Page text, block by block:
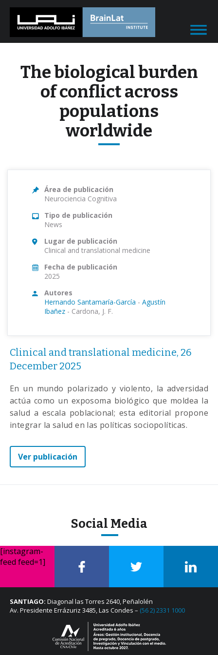
The biological burden
of conflict across
populations
worldwide
Área de publicación
Neurociencia Cognitiva
Tipo de publicación
News
Lugar de publicación
Clinical and translational medicine
Fecha de publicación
2025
Autores
Hernando Santamaría-García - Agustín
Ibañez - Cardona, J. F.
Clinical and translational medicine, 26
December 2025
En un mundo polarizado y violento, la adversidad
actúa como un exposoma biológico que moldea la
salud a escala poblacional; esta editorial propone
integrar la salud en las políticas sociopolíticas.
Ver publicación
Social Media
[instagram-
feed feed=1]
SANTIAGO: Diagonal las Torres 2640, Peñalolén
Av. Presidente Errázuriz 3485, Las Condes – (56 2) 2331 1000